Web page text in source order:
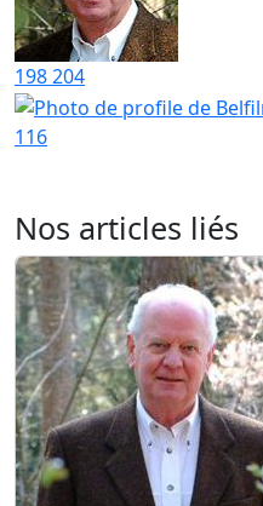
198204
116
Nos articles liés